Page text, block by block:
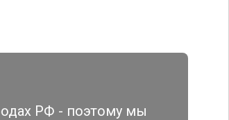
РФ - поэтому мы